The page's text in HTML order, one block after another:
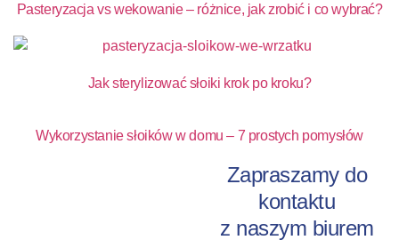
Pasteryzacja vs wekowanie – różnice, jak zrobić i co wybrać?
Jak sterylizować słoiki krok po kroku?
Wykorzystanie słoików w domu – 7 prostych pomysłów
Zapraszamy do
kontaktu
z naszym biurem